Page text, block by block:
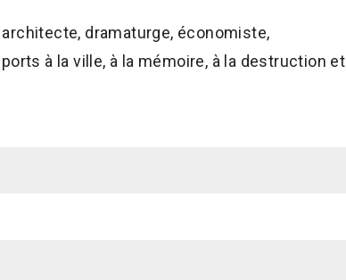
dramaturge, économiste,
à la ville, à la mémoire, à la destruction et